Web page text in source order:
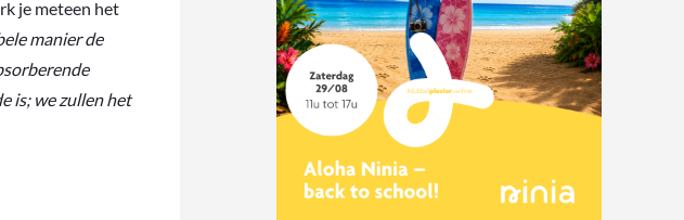
je meteen het
manier de
is; we zullen het